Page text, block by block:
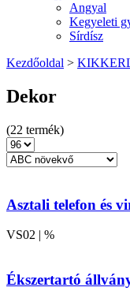
Angyal
Kegyeleti
Sírdísz
Kezdőoldal >
Dekor
(22 termék)
Asztali telefon és
VS02 | %
Ékszertartó